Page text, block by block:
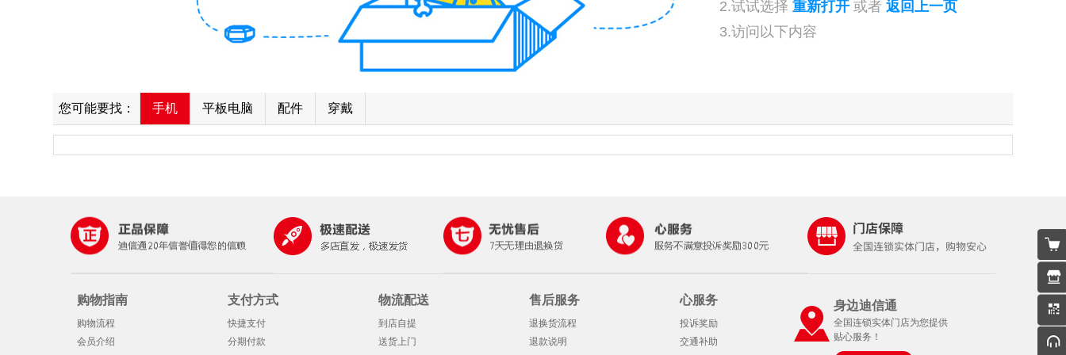
2.试试选择 重新打开 或者 返回上一页
3.访问以下内容
您可能要找： 手机 平板电脑 配件 穿戴
购物指南
购物流程
会员介绍
支付方式
快捷支付
分期付款
物流配送
到店自提
送货上门
售后服务
退换货流程
退款说明
心服务
投诉奖励
交通补助
身边迪信通
全国连锁实体门店为您提供
贴心服务！